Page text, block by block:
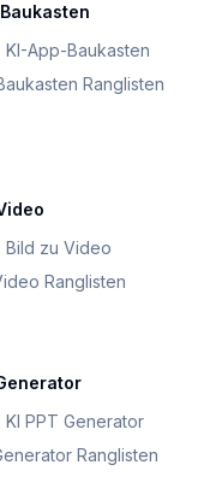
KI-App-Baukasten
Ranglisten
Bild zu Video
Ranglisten
PPT Generator
Ranglisten